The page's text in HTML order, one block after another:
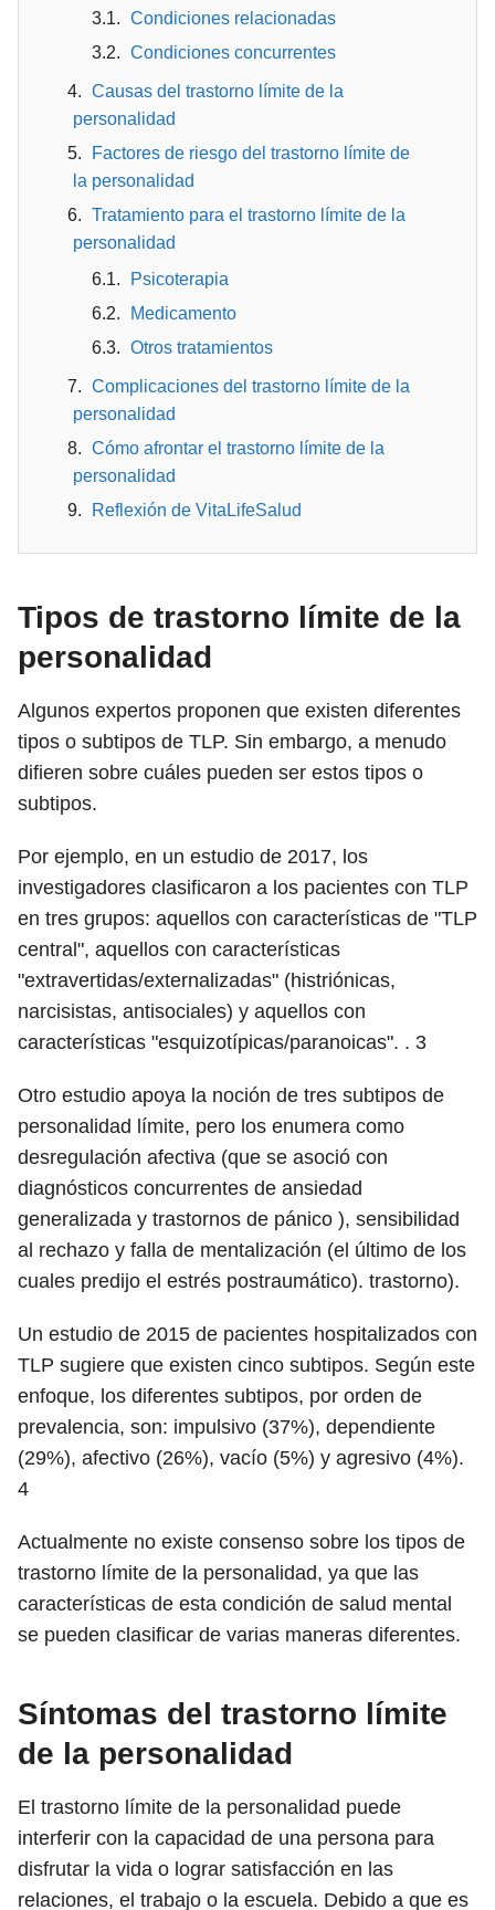
Condiciones relacionadas
Condiciones concurrentes
Causas del trastorno límite de la
personalidad
Factores de riesgo del trastorno límite de
la personalidad
Tratamiento para el trastorno límite de la
personalidad
Psicoterapia
Medicamento
Otros tratamientos
Complicaciones del trastorno límite de la
personalidad
Cómo afrontar el trastorno límite de la
personalidad
Reflexión de VitaLifeSalud
Tipos de trastorno límite de la
personalidad
Algunos expertos proponen que existen diferentes
tipos o subtipos de TLP. Sin embargo, a menudo
difieren sobre cuáles pueden ser estos tipos o
subtipos.
Por ejemplo, en un estudio de 2017, los
investigadores clasificaron a los pacientes con TLP
en tres grupos: aquellos con características de "TLP
central", aquellos con características
"extravertidas/externalizadas" (histriónicas,
narcisistas, antisociales) y aquellos con
características "esquizotípicas/paranoicas". . 3
Otro estudio apoya la noción de tres subtipos de
personalidad límite, pero los enumera como
desregulación afectiva (que se asoció con
diagnósticos concurrentes de ansiedad
generalizada y trastornos de pánico ), sensibilidad
al rechazo y falla de mentalización (el último de los
cuales predijo el estrés postraumático). trastorno).
Un estudio de 2015 de pacientes hospitalizados con
TLP sugiere que existen cinco subtipos. Según este
enfoque, los diferentes subtipos, por orden de
prevalencia, son: impulsivo (37%), dependiente
(29%), afectivo (26%), vacío (5%) y agresivo (4%).
4
Actualmente no existe consenso sobre los tipos de
trastorno límite de la personalidad, ya que las
características de esta condición de salud mental
se pueden clasificar de varias maneras diferentes.
Síntomas del trastorno límite
de la personalidad
El trastorno límite de la personalidad puede
interferir con la capacidad de una persona para
disfrutar la vida o lograr satisfacción en las
relaciones, el trabajo o la escuela. Debido a que es